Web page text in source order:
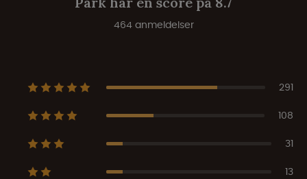
464 anmeldelser
291
108
31
13